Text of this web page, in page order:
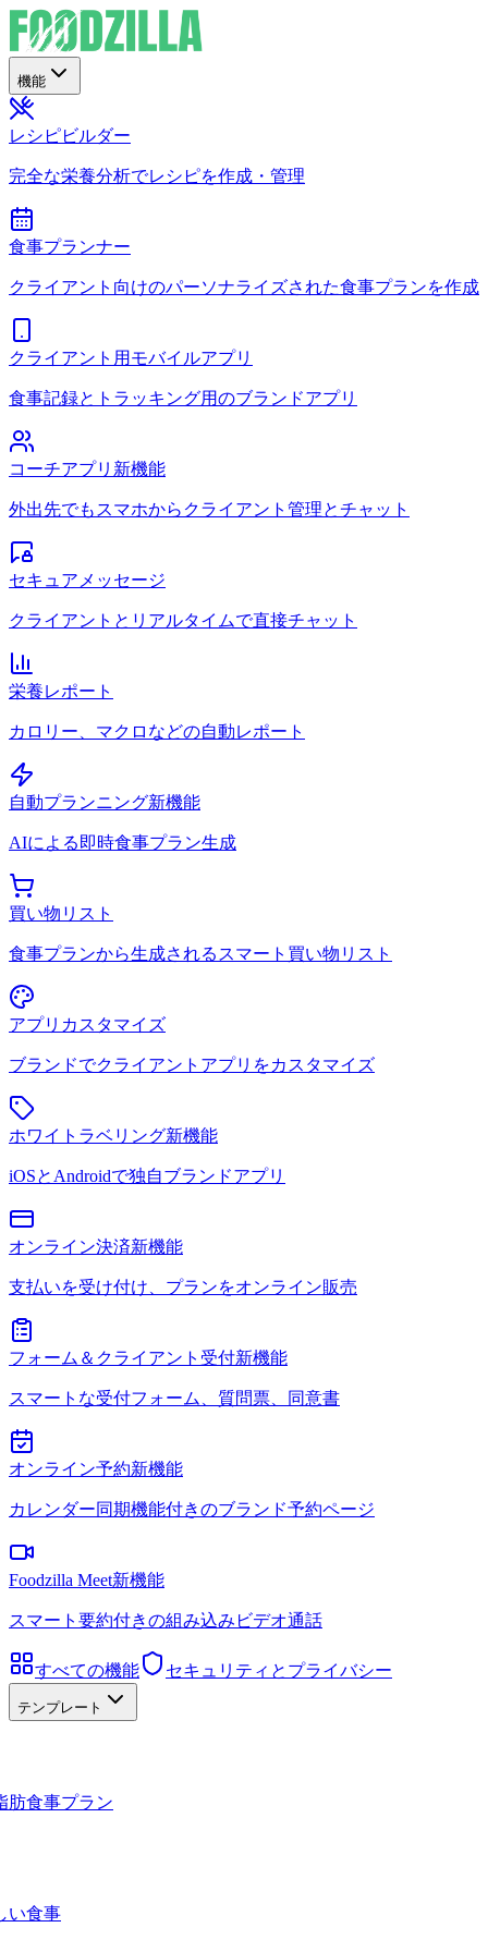
機能
レシピビルダー
完全な栄養分析でレシピを作成・管理
食事プランナー
クライアント向けのパーソナライズされた食事プランを作成
クライアント用モバイルアプリ
食事記録とトラッキング用のブランドアプリ
コーチアプリ 新機能
外出先でもスマホからクライアント管理とチャット
セキュアメッセージ
クライアントとリアルタイムで直接チャット
栄養レポート
カロリー、マクロなどの自動レポート
自動プランニング新機能
AIによる即時食事プラン生成
買い物リスト
食事プランから生成されるスマート買い物リスト
アプリカスタマイズ
ブランドでクライアントアプリをカスタマイズ
ホワイトラベリング新機能
iOSとAndroidで独自ブランドアプリ
オンライン決済新機能
支払いを受け付け、プランをオンライン販売
フォーム＆クライアント受付新機能
スマートな受付フォーム、質問票、同意書
オンライン予約新機能
カレンダー同期機能付きのブランド予約ページ
Foodzilla Meet新機能
スマート要約付きの組み込みビデオ通話
すべての機能 セキュリティとプライバシー
テンプレート
肪食事プラン
い食事